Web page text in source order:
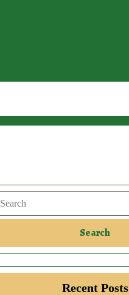
Search
Recent Posts